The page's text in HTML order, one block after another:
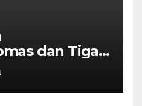
dan Tiga
Ungaran
Warga
Ronda